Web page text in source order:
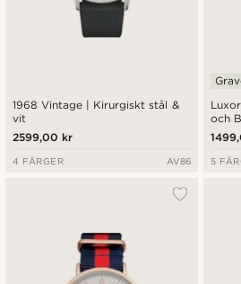
1968 Vintage | Kirurgiskt stål &
vit
2599,00 kr
4 FÄRGER AV86
och
Stål
5